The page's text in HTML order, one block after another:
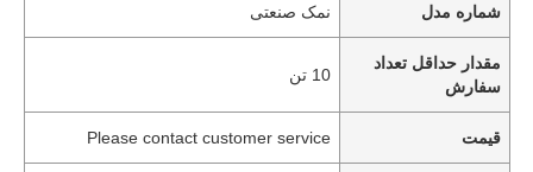
شماره مدل نمک صنعتی
مقدار حداقل تعداد
سفارش
10 تن
قیمت Please contact customer service